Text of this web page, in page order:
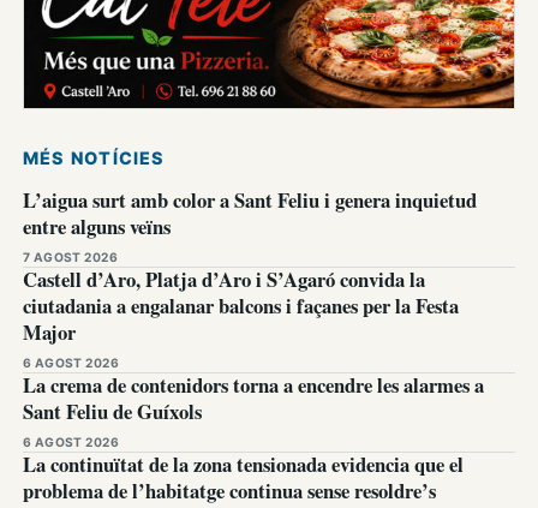
MÉS NOTÍCIES
L’aigua surt amb color a Sant Feliu i genera inquietud
entre alguns veïns
7 AGOST 2026
Castell d’Aro, Platja d’Aro i S’Agaró convida la
ciutadania a engalanar balcons i façanes per la Festa
Major
6 AGOST 2026
La crema de contenidors torna a encendre les alarmes a
Sant Feliu de Guíxols
6 AGOST 2026
La continuïtat de la zona tensionada evidencia que el
problema de l’habitatge continua sense resoldre’s